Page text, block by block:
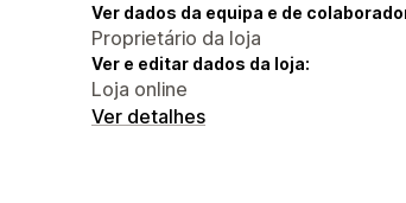
Ver dados da equipa e de
Proprietário da loja
Ver e editar dados da loja:
Loja online
Ver detalhes